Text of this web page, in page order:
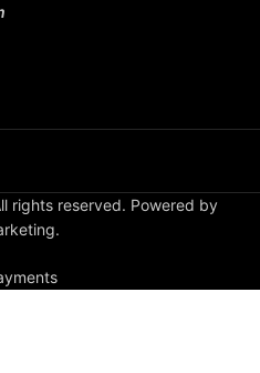
rights reserved. Powered by